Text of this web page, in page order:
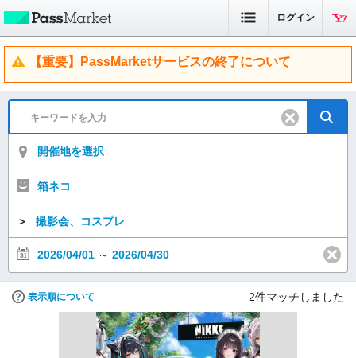
ログイン
【重要】PassMarketサービスの終了について
開催地を選択
箱ネコ
＞ 撮影会、コスプレ
2026/04/01 ～ 2026/04/30
表示順について 2件マッチしました